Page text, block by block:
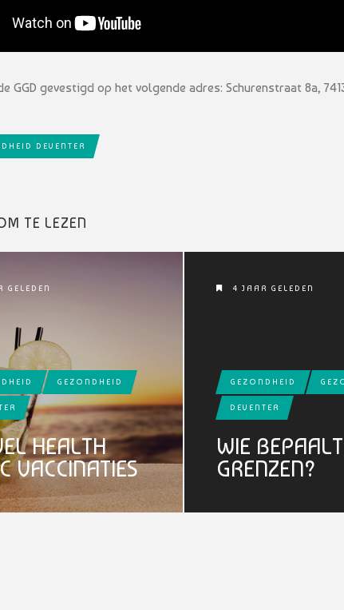
GGD gevestigd op het volgende adres: Schurenstraat 8a,
DEVENTER
TE LEZEN
GELEDEN
GEZONDHEID
HEALTH
VACCINATIES
4 JAAR GELEDEN
GEZONDHEID
DEVENTER
WIE
GRENZEN?